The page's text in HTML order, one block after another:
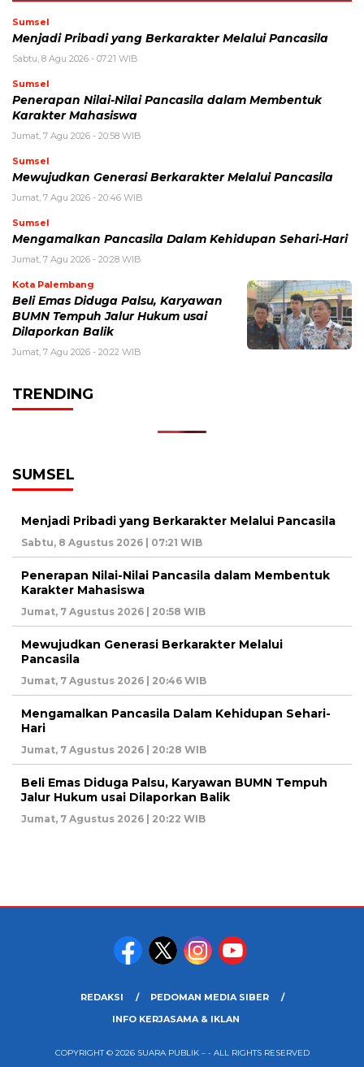
Sumsel
Menjadi Pribadi yang Berkarakter Melalui Pancasila
Sabtu, 8 Agu 2026 - 07:21 WIB
Sumsel
Penerapan Nilai-Nilai Pancasila dalam Membentuk
Karakter Mahasiswa
Jumat, 7 Agu 2026 - 20:58 WIB
Sumsel
Mewujudkan Generasi Berkarakter Melalui Pancasila
Jumat, 7 Agu 2026 - 20:46 WIB
Sumsel
Mengamalkan Pancasila Dalam Kehidupan Sehari-Hari
Jumat, 7 Agu 2026 - 20:28 WIB
Kota Palembang
Beli Emas Diduga Palsu, Karyawan
BUMN Tempuh Jalur Hukum usai
Dilaporkan Balik
Jumat, 7 Agu 2026 - 20:22 WIB
TRENDING
SUMSEL
Menjadi Pribadi yang Berkarakter Melalui Pancasila
Sabtu, 8 Agustus 2026 | 07:21 WIB
Penerapan Nilai-Nilai Pancasila dalam Membentuk
Karakter Mahasiswa
Jumat, 7 Agustus 2026 | 20:58 WIB
Mewujudkan Generasi Berkarakter Melalui
Pancasila
Jumat, 7 Agustus 2026 | 20:46 WIB
Mengamalkan Pancasila Dalam Kehidupan Sehari-
Hari
Jumat, 7 Agustus 2026 | 20:28 WIB
Beli Emas Diduga Palsu, Karyawan BUMN Tempuh
Jalur Hukum usai Dilaporkan Balik
Jumat, 7 Agustus 2026 | 20:22 WIB
REDAKSI
PEDOMAN MEDIA SIBER
INFO KERJASAMA & IKLAN
COPYRIGHT © 2026 SUARA PUBLIK – - ALL RIGHTS RESERVED